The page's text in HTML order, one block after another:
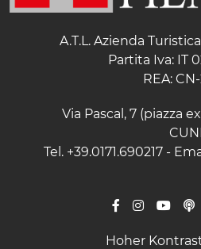
A.T.L. Azienda
Partita Iva: IT
REA:
Via Pascal, 7 (piazza
Tel. +39.0171.690217 -
Hoher